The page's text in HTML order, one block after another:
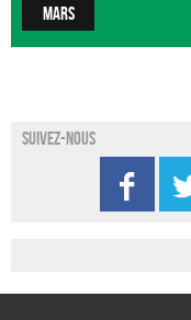
mars
Suivez-nous